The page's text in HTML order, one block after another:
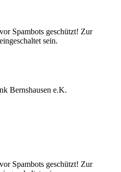
Spambots geschützt! Zur
sein.
Bernshausen e.K.
Spambots geschützt! Zur